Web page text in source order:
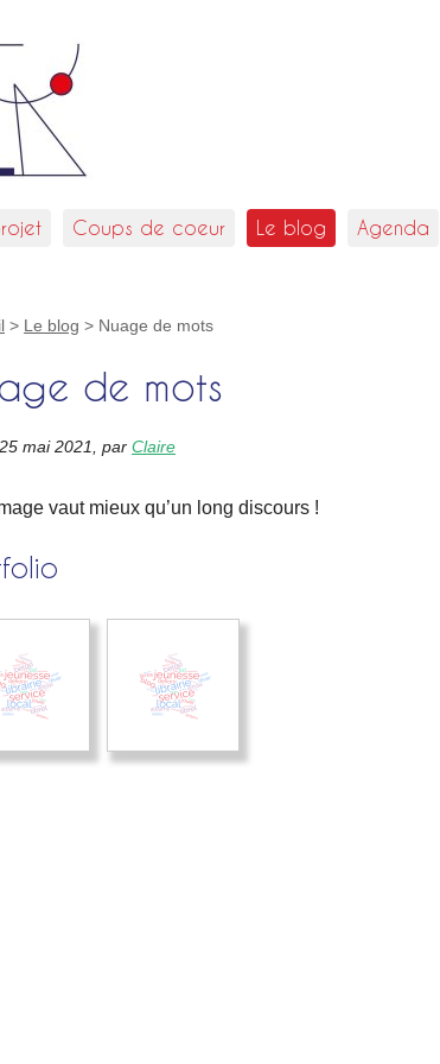
Coups de coeur Le blog Agenda
> Le blog > Nuage de mots
de mots
mai 2021 par Claire
vaut mieux qu’un long discours !